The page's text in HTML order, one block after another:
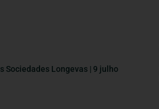
Sociedades Longevas | 9 julho